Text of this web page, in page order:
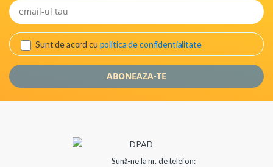
Sunt de acord cu politica de confidentialitate
Sună-ne la nr. de telefon: